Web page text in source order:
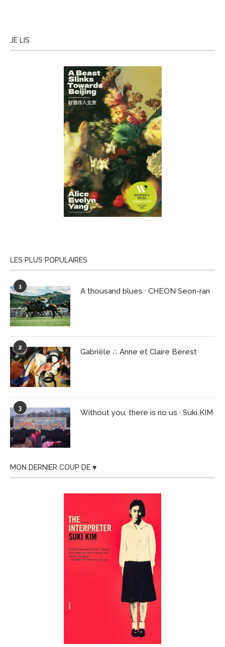
JE LIS
LES PLUS POPULAIRES
1 A thousand blues · CHEON Seon-ran
2 Gabriële ∴ Anne et Claire Berest
3 Without you, there is no us · Suki KIM
MON DERNIER COUP DE ♥